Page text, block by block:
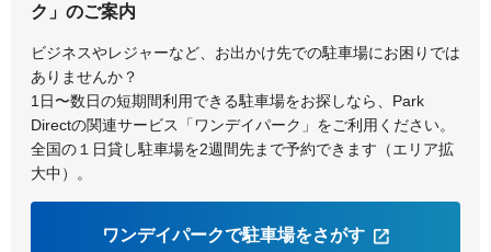
ク」のご案内
ビジネスやレジャーなど、お出かけ先での駐車場にお困りでは
ありませんか？
1日〜数日の短期間利用できる駐車場をお探しなら、Park
Directの関連サービス「ワンデイパーク」をご利用ください。
全国の１日貸し駐車場を2週間先まで予約できます（エリア拡
大中）。
ワンデイパークで駐車場をさがす